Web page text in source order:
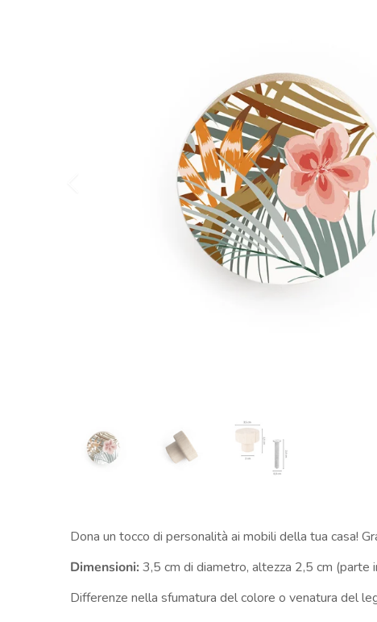
Dona un tocco di personalità ai mobili della tua casa!
Dimensioni: 3,5 cm di diametro, altezza 2,5 cm
Differenze nella sfumatura del colore o venatura del